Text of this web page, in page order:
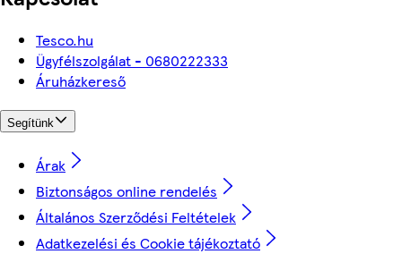
Tesco.hu
Ügyfélszolgálat - 0680222333
Áruházkereső
Segítünk
Árak
Biztonságos online rendelés
Általános Szerződési Feltételek
Adatkezelési és Cookie tájékoztató